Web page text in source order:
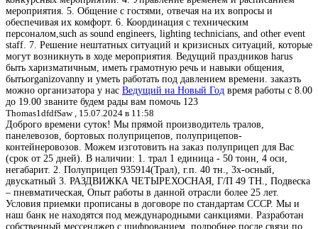
мероприятия. 5. Общение с гостями, отвечая на их вопросы и
обеспечивая их комфорт. 6. Координация с техническим
персоналом,such as sound engineers, lighting technicians, and other event
staff. 7. Решение нештатных ситуаций и кризисных ситуаций, которые
могут возникнуть в ходе мероприятия. Ведущий праздников harus
быть харизматичным, иметь грамотную речь и навыки общения,
бытьorganizovanny и уметь работать под давлением времени. заказть
можно организатора у нас Ведущий на Новый Год время работы с 8.00
до 19.00 званите будем рады вам помочь 123
Thomas1dfdfSaw , 15.07.2024 в 11:58
Доброго времени суток! Мы прямой производитель тралов,
панелевозов, бортовых полуприцепов, полуприцепов-
контейнеровозов. Можем изготовить на заказ полуприцеп для Вас
(срок от 25 дней). В наличии: 1. трал 1 единица - 50 тонн, 4 оси,
негабарит. 2. Полуприцеп 935914(Трал), г.п. 40 тн., 3х-осный,
двускатный 3. РАЗДВИЖКА ЧЕТЫРЕХОСНАЯ, Г/П 49 ТН., Подвеска
– пневматическая, Опыт работы в данной отрасли более 25 лет.
Условия приемки прописаны в договоре по стандартам СССР. Мы и
наш банк не находятся под международными санкциями. Разработан
собственный мессенджер с шифрованием, подробнее после связи по